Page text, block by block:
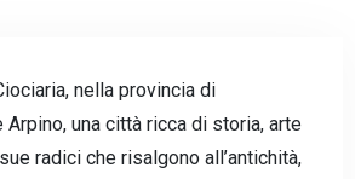
nella provincia di
Arpino, una città ricca di storia, arte
radici che risalgono all’antichità,